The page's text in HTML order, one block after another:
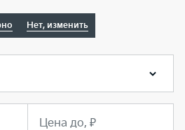
Нет, изменить
Цена до, ₽